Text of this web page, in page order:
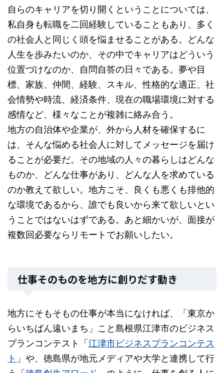
自らのキャリアを切り開くということについては、
私自身も転職を二回経験していることもあり、多く
の社会人と同じく頭を悩ませることがある。どんな
人生を歩みたいのか、その中でキャリアはどういう
位置づけなのか、自問自答の日々である。夢や目
標、家族、仲間、経験、スキル、性格的な適正、社
会情勢や時流、経済条件、現在の職場環境に対する
感情など、様々なことが複雑に絡み合う。
地方の自治体や企業が、外から人材を確保するに
は、そんな悩める社会人に対してメッセージを届け
ることが必要だ。その地域の人々の暮らしはどんな
ものか、どんな仕事があり、どんな人を求めている
のか教えて欲しい。地方こそ、良くも悪くも排他的
な環境であるから、誰でも良いから来て欲しいとい
うことではないはずである。あと細かいが、面接が
複数回必要ならリモートでお願いしたい。
仕事そのものを地方に創りだす動き
地方にそもそもの仕事が本当になければ、「東京か
らいちばん遠いまち」こと島根県江津市のビジネス
プランコンテスト「江津市ビジネスプランコンテス
ト 」や、徳島県が地元メディアや大学と連携して行